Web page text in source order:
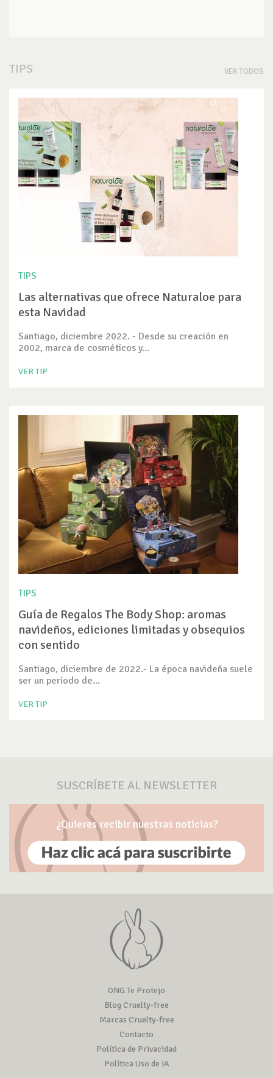
TIPS VER TODOS
TIPS
Las alternativas que ofrece Naturaloe para
esta Navidad
Santiago, diciembre 2022. - Desde su creación en
2002, marca de cosméticos y...
VER TIP
TIPS
Guía de Regalos The Body Shop: aromas
navideños, ediciones limitadas y obsequios
con sentido
Santiago, diciembre de 2022.- La época navideña suele
ser un período de...
VER TIP
SUSCRÍBETE AL NEWSLETTER
¿Quieres recibir nuestras noticias?
ONG Te Protejo
Blog Cruelty-free
Marcas Cruelty-free
Contacto
Política de Privacidad
Política Uso de IA